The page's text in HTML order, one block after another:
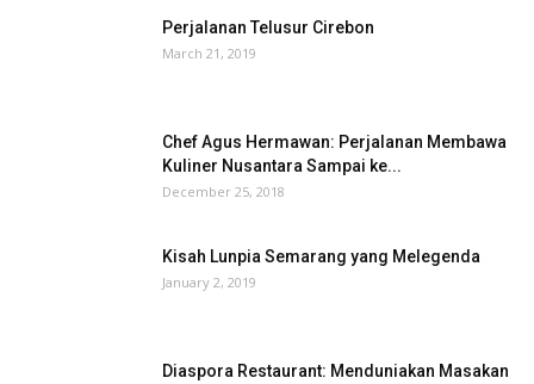
Perjalanan Telusur Cirebon
March 21, 2019
Chef Agus Hermawan: Perjalanan Membawa
Kuliner Nusantara Sampai ke...
December 25, 2018
Kisah Lunpia Semarang yang Melegenda
January 2, 2019
Diaspora Restaurant: Menduniakan Masakan